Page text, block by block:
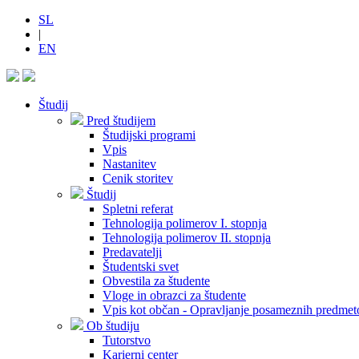
SL
|
EN
Študij
Pred študijem
Študijski programi
Vpis
Nastanitev
Cenik storitev
Študij
Spletni referat
Tehnologija polimerov I. stopnja
Tehnologija polimerov II. stopnja
Predavatelji
Študentski svet
Obvestila za študente
Vloge in obrazci za študente
Vpis kot občan - Opravljanje posameznih
Ob študiju
Tutorstvo
Karierni center